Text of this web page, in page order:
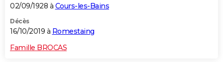
02/09/1928 à Cours-les-Bains
Décès
16/10/2019 à Romestaing
Famille BROCAS